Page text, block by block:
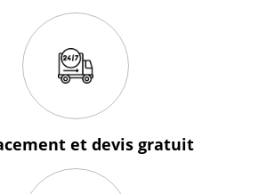
et devis gratuit